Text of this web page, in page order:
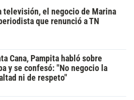
televisión, el negocio de Marina
que renunció a TN
Cana, Pampita habló sobre
y se confesó: "No negocio la
ni de respeto"